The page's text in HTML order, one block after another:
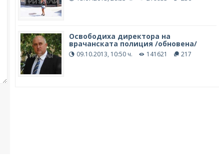
Освободиха директора на
врачанската полиция /обновена/
09.10.2013, 10:50 ч. 141621 217